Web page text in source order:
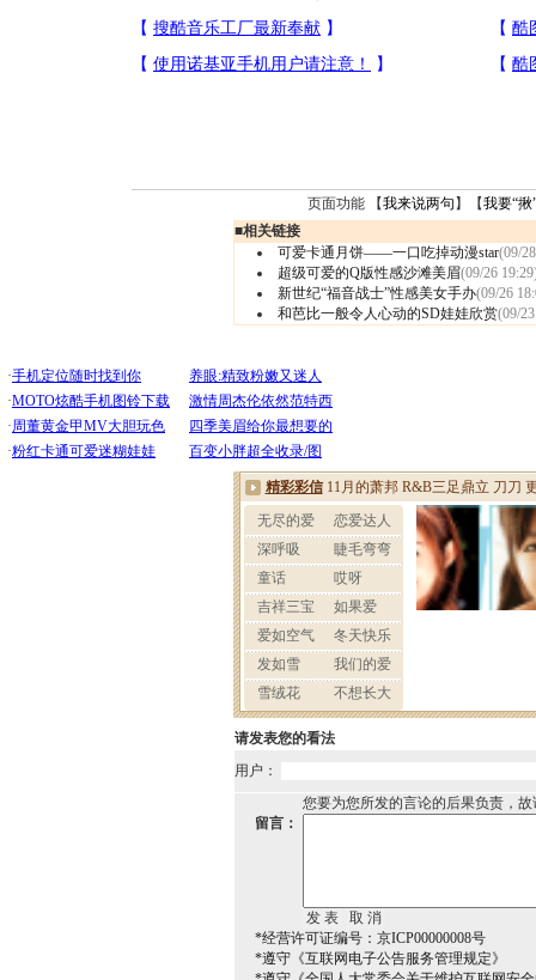
页面功能 【我来说两句 】【我要“揪
■相关链接
可爱卡通月饼——一口吃掉动漫star(09/
超级可爱的Q版性感沙滩美眉(09/26
新世纪“福音战士”性感美女手办(09/26
和芭比一般令人心动的SD娃娃欣赏(09/
请发表您的看法
用户：
您要为您所发的言论的后果负责，
留言：
*经营许可证编号：京ICP00000008号
*遵守《互联网电子公告服务管理规定》